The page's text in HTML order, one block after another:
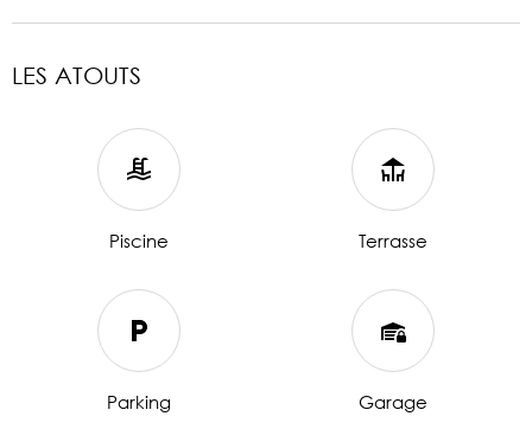
LES ATOUTS
Piscine Terrasse
Parking Garage